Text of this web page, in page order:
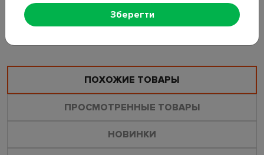
ОСТАВИТЬ ОТЗЫВ ЗАДАТЬ ВОПРОС
ПОХОЖИЕ ТОВАРЫ
ПРОСМОТРЕННЫЕ ТОВАРЫ
НОВИНКИ
Зберегти